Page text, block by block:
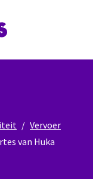
Vervoer
van Huka